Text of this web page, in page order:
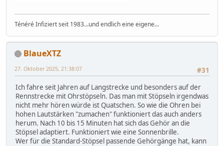
Ténéré Infiziert seit 1983...und endlich eine eigene...
BlaueXTZ
#31
27. Oktober 2025, 21:38:07
Ich fahre seit Jahren auf Langstrecke und besonders auf der
Rennstrecke mit Ohrstöpseln. Das man mit Stöpseln irgendwas
nicht mehr hören würde ist Quatschen. So wie die Ohren bei
hohen Lautstärken "zumachen" funktioniert das auch anders
herum. Nach 10 bis 15 Minuten hat sich das Gehör an die
Stöpsel adaptiert. Funktioniert wie eine Sonnenbrille.
Wer für die Standard-Stöpsel passende Gehörgänge hat, kann